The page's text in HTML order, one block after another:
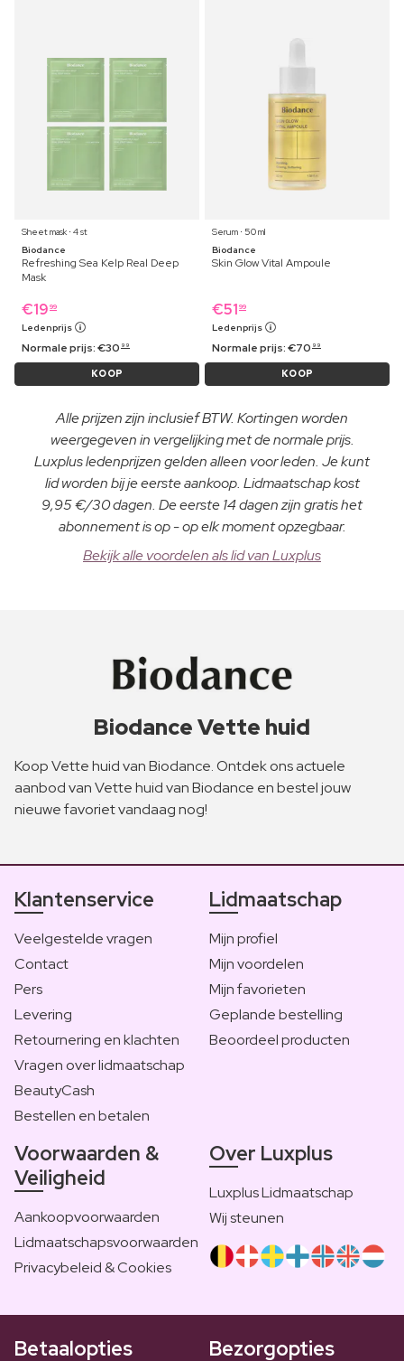
Sheet mask ⋅ 4 st
Biodance
Refreshing Sea Kelp Real Deep
Mask
€19 99
Ledenprijs
Normale prijs:€30 99
KOOP
Serum ⋅ 50 ml
Biodance
Skin Glow Vital Ampoule
€51 99
Ledenprijs
Normale prijs:€70 99
KOOP
Alle prijzen zijn inclusief BTW. Kortingen worden
weergegeven in vergelijking met de normale prijs.
Luxplus ledenprijzen gelden alleen voor leden. Je kunt
lid worden bij je eerste aankoop. Lidmaatschap kost
9,95 €/30 dagen. De eerste 14 dagen zijn gratis het
abonnement is op - op elk moment opzegbaar.
Bekijk alle voordelen als lid van Luxplus
Biodance Vette huid
Koop Vette huid van Biodance. Ontdek ons actuele
aanbod van Vette huid van Biodance en bestel jouw
nieuwe favoriet vandaag nog!
Klantenservice
Veelgestelde vragen
Contact
Pers
Levering
Retournering en klachten
Vragen over lidmaatschap
BeautyCash
Bestellen en betalen
Lidmaatschap
Mijn profiel
Mijn voordelen
Mijn favorieten
Geplande bestelling
Beoordeel producten
Voorwaarden &
Veiligheid
Aankoopvoorwaarden
Lidmaatschapsvoorwaarden
Privacybeleid & Cookies
Over Luxplus
Luxplus Lidmaatschap
Wij steunen
Betaalopties Bezorgopties